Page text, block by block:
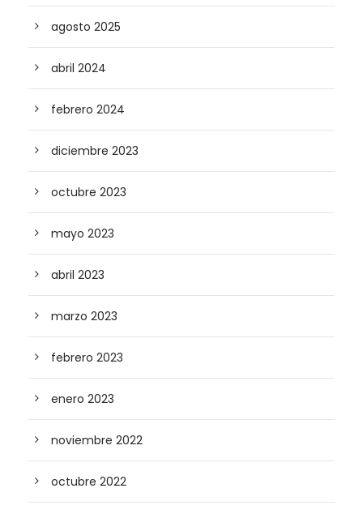
agosto 2025
abril 2024
febrero 2024
diciembre 2023
octubre 2023
mayo 2023
abril 2023
marzo 2023
febrero 2023
enero 2023
noviembre 2022
octubre 2022